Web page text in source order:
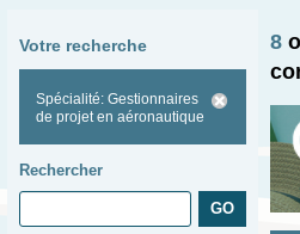
Votre recherche
Spécialité: Gestionnaires
de projet en aéronautique
Rechercher
8